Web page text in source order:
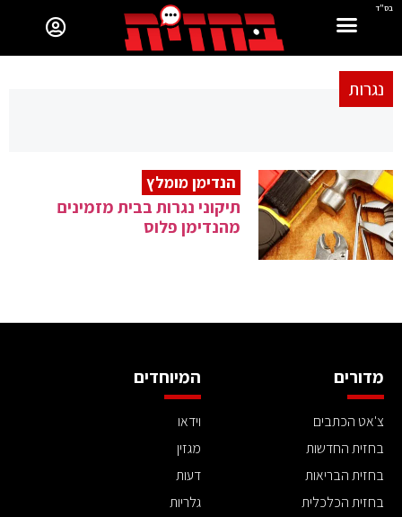
בס"ד
נגרות
הנדימן מומלץ
תיקוני נגרות בבית מזמינים
מהנדימן פלוס
מדורים
צ'אט הכתבים
בחזית החדשות
בחזית הבריאות
בחזית הכלכלית
המיוחדים
וידאו
מגזין
דעות
גלריות